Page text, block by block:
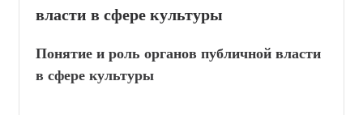
власти в сфере культуры
Понятие и роль органов публичной власти
в сфере культуры